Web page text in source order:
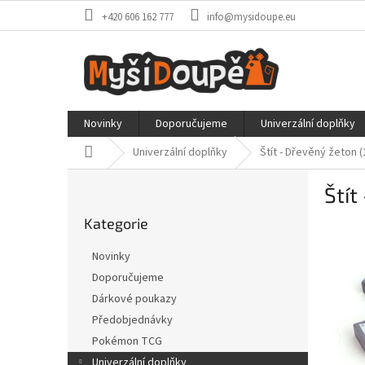
+420 606 162 777 info@mysidoupe.eu
Novinky Doporučujeme Univerzální doplňky
Domů Univerzální doplňky Štít - Dřevěný žeton
a
kategorie
Kategorie
Novinky
Doporučujeme
Dárkové poukazy
Předobjednávky
Pokémon TCG
Štít